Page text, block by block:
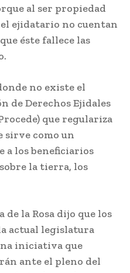
al ser propiedad
ejidatario no cuentan
éste fallece las
no existe el
de Derechos Ejidales
que regulariza
sirve como un
los beneficiarios
la tierra, los
la Rosa dijo que los
actual legislatura
iniciativa que
ante el pleno del